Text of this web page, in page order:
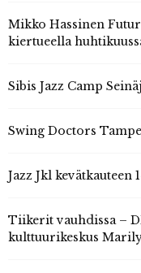
Mikko Hassinen
kiertueella
Sibis Jazz Camp
Swing Doctors
Jazz Jkl kevätkauteen
Tiikerit vauhdissa –
kulttuurikeskus